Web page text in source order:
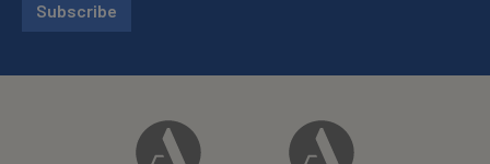
Subscribe